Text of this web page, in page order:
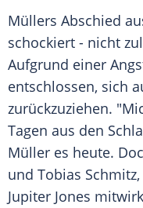
Müllers Abschied
schockiert - nicht
Aufgrund einer
entschlossen, sich
zurückzuziehen.
Tagen aus den
Müller es heute.
und Tobias Schmitz
Jupiter Jones